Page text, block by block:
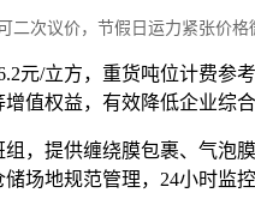
次议价，节假日运力紧张价格
元/立方，重货吨位计费参
值权益，有效降低企业综合
，提供缠绕膜包裹、气泡
场地规范管理，24小时监